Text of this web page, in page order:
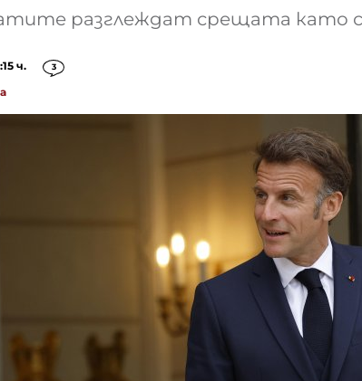
разглеждат срещата като
ч. 3